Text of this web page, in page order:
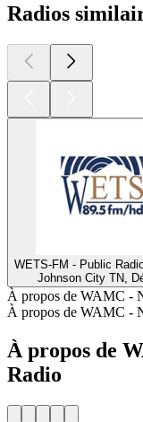
Radios
WETS-FM - Public
Johnson City TN,
À propos de WAMC -
À propos de WAMC -
À propos de
Radio